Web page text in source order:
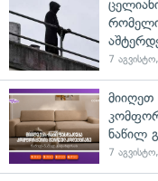
7
მიიღეთ
ნაწილ
7